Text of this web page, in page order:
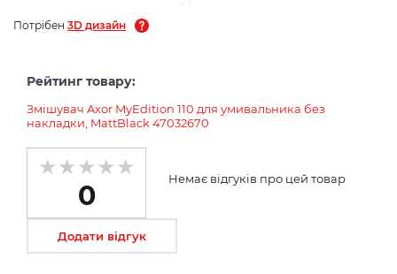
Потрібен 3D дизайн
Рейтинг товару:
Змішувач Axor MyEdition 110 для умивальника без
накладки, MattBlack 47032670
0
Немає відгуків про цей товар
Додати відгук